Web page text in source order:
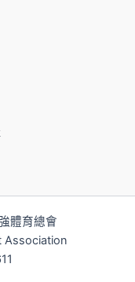
體育總會
Association